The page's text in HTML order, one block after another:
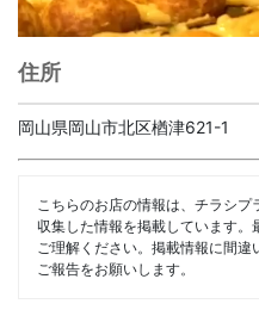
住所
岡山県岡山市北区楢津621-1
こちらのお店の情報は、チラシ
収集した情報を掲載しています
ご理解ください。掲載情報に間違
ご報告をお願いします。